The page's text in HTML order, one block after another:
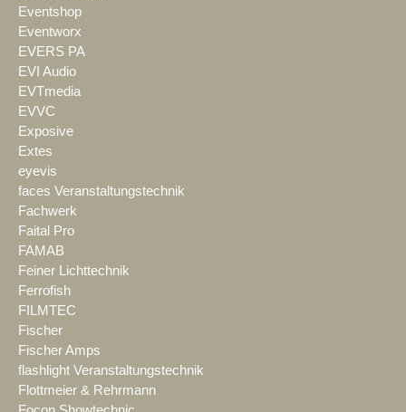
Eventshop
Eventworx
EVERS PA
EVI Audio
EVTmedia
EVVC
Exposive
Extes
eyevis
faces Veranstaltungstechnik
Fachwerk
Faital Pro
FAMAB
Feiner Lichttechnik
Ferrofish
FILMTEC
Fischer
Fischer Amps
flashlight Veranstaltungstechnik
Flottmeier & Rehrmann